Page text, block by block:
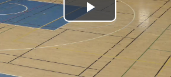
Přehrát
video